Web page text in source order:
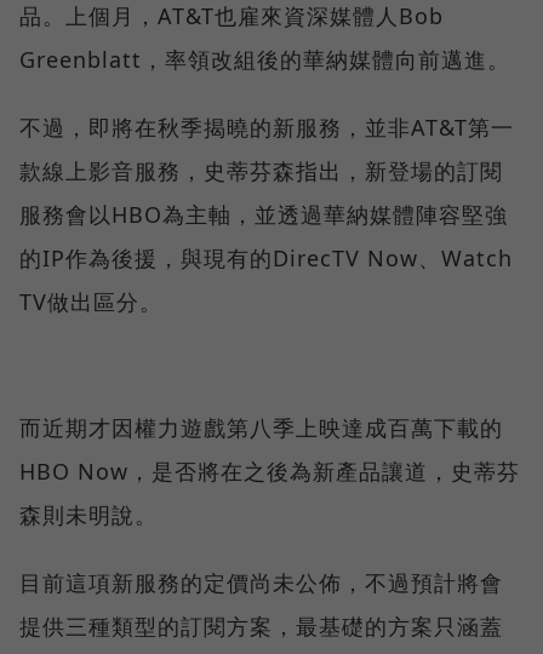
品。上個月，AT&T也雇來資深媒體人Bob
Greenblatt，率領改組後的華納媒體向前邁進。
不過，即將在秋季揭曉的新服務，並非AT&T第一
款線上影音服務，史蒂芬森指出，新登場的訂閱
服務會以HBO為主軸，並透過華納媒體陣容堅強
的IP作為後援，與現有的DirecTV Now、Watch
TV做出區分。
而近期才因權力遊戲第八季上映達成百萬下載的
HBO Now，是否將在之後為新產品讓道，史蒂芬
森則未明說。
目前這項新服務的定價尚未公佈，不過預計將會
提供三種類型的訂閱方案，最基礎的方案只涵蓋